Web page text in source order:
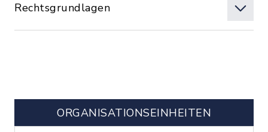
Rechtsgrundlagen
ORGANISATIONS­EINHEITEN